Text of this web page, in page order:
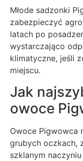
Młode sadzonki
zabezpieczyć
latach po
wystarczająco
klimatyczne, jeśli
miejscu.
Jak
owoce
Owoce Pigwowca
grubych oczkach,
szklanym